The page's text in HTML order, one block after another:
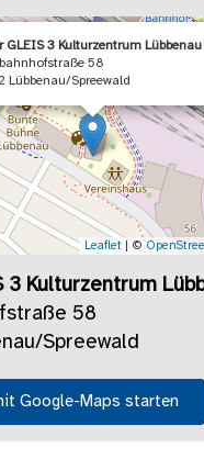
GLEIS 3 Kulturzentrum Lübbenau
58
Lübbenau/Spreewald
Leaflet | ©
3 Kulturzentrum
58
Spreewald
Google-Maps starten